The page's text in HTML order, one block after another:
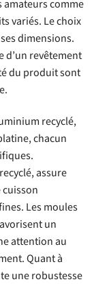
amateurs comme
variés. Le choix
dimensions.
d’un revêtement
du produit sont
recyclé,
chacun
assure
Les moules
un
attention au
Quant à
une robustesse